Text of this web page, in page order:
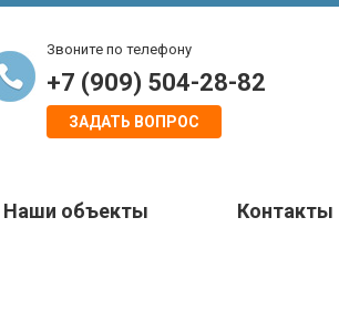
Звоните по телефону
+7 (909) 504-28-82
ЗАДАТЬ ВОПРОС
Наши объекты Контакты